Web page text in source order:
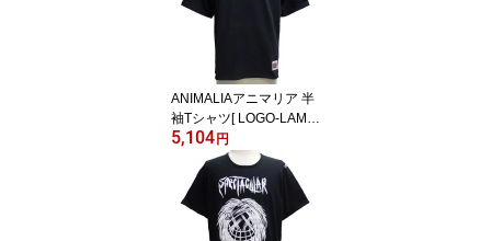
ANIMALIAアニマリア 半
袖Tシャツ[ LOGO-LAME
]AN17U-TE01
5,104 円